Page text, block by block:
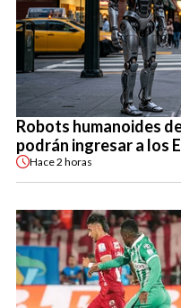
Robots humanoides
podrán ingresar a los
Hace2 horas